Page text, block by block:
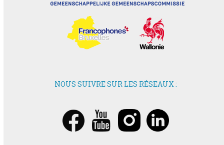
NOUS SUIVRE SUR LES RÉSEAUX :